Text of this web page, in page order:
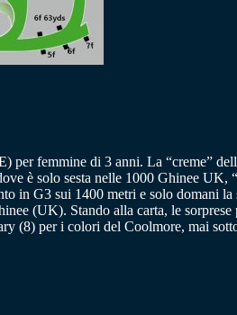
per femmine di 3 anni. La “creme”
è solo sesta nelle 1000 Ghinee UK,
in G3 sui 1400 metri e solo domani
(UK). Stando alla carta, le
(8) per i colori del Coolmore, mai